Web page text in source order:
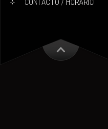
CONTACTO / HORARIO